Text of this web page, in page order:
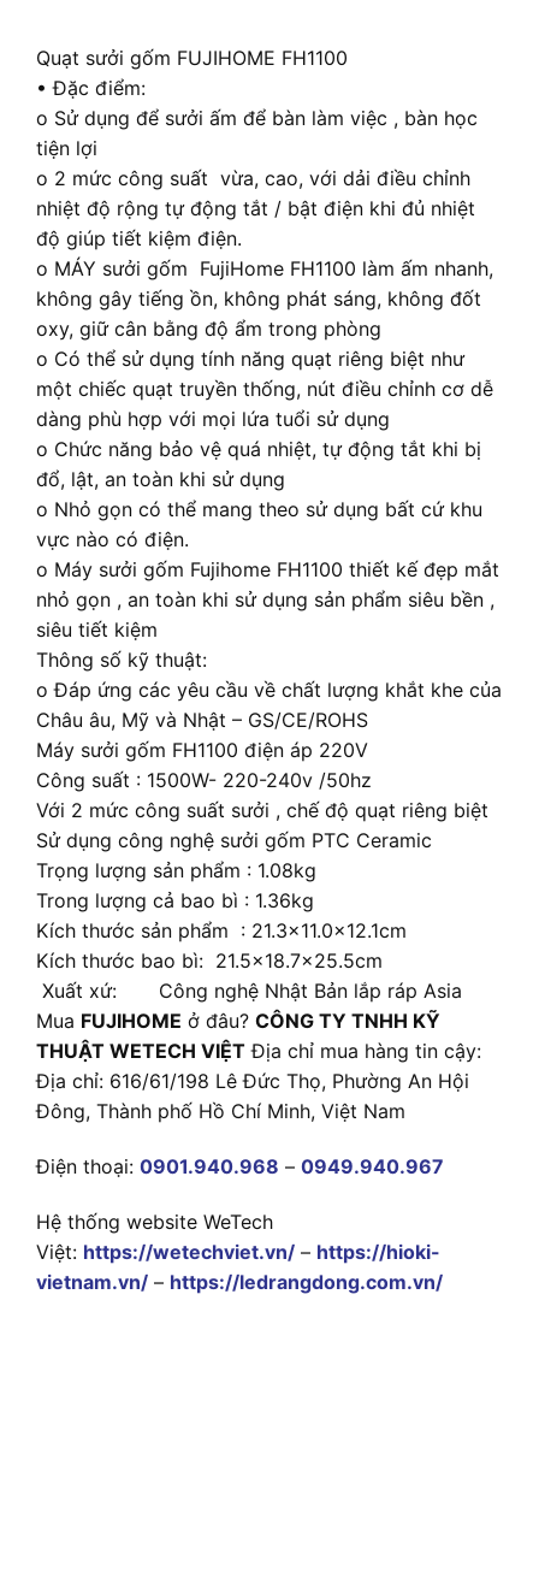
Quạt sưởi gốm FUJIHOME FH1100
• Đặc điểm:
o Sử dụng để sưởi ấm để bàn làm việc , bàn học
tiện lợi
o 2 mức công suất vừa, cao, với dải điều chỉnh
nhiệt độ rộng tự động tắt / bật điện khi đủ nhiệt
độ giúp tiết kiệm điện.
o MÁY sưởi gốm FujiHome FH1100 làm ấm nhanh,
không gây tiếng ồn, không phát sáng, không đốt
oxy, giữ cân bằng độ ẩm trong phòng
o Có thể sử dụng tính năng quạt riêng biệt như
một chiếc quạt truyền thống, nút điều chỉnh cơ dễ
dàng phù hợp với mọi lứa tuổi sử dụng
o Chức năng bảo vệ quá nhiệt, tự động tắt khi bị
đổ, lật, an toàn khi sử dụng
o Nhỏ gọn có thể mang theo sử dụng bất cứ khu
vực nào có điện.
o Máy sưởi gốm Fujihome FH1100 thiết kế đẹp mắt
nhỏ gọn , an toàn khi sử dụng sản phẩm siêu bền ,
siêu tiết kiệm
Thông số kỹ thuật:
o Đáp ứng các yêu cầu về chất lượng khắt khe của
Châu âu, Mỹ và Nhật – GS/CE/ROHS
Máy sưởi gốm FH1100 điện áp 220V
Công suất : 1500W- 220-240v /50hz
Với 2 mức công suất sưởi , chế độ quạt riêng biệt
Sử dụng công nghệ sưởi gốm PTC Ceramic
Trọng lượng sản phẩm : 1.08kg
Trong lượng cả bao bì : 1.36kg
Kích thước sản phẩm : 21.3×11.0x12.1cm
Kích thước bao bì: 21.5×18.7×25.5cm
Xuất xứ: Công nghệ Nhật Bản lắp ráp Asia
Mua FUJIHOME ở đâu? CÔNG TY TNHH KỸ
THUẬT WETECH VIỆT Địa chỉ mua hàng tin cậy:
Địa chỉ: 616/61/198 Lê Đức Thọ, Phường An Hội
Đông, Thành phố Hồ Chí Minh, Việt Nam
Điện thoại: 0901.940.968 – 0949.940.967
Hệ thống website WeTech
Việt: https://wetechviet.vn/ – https://hioki-
vietnam.vn/ – https://ledrangdong.com.vn/